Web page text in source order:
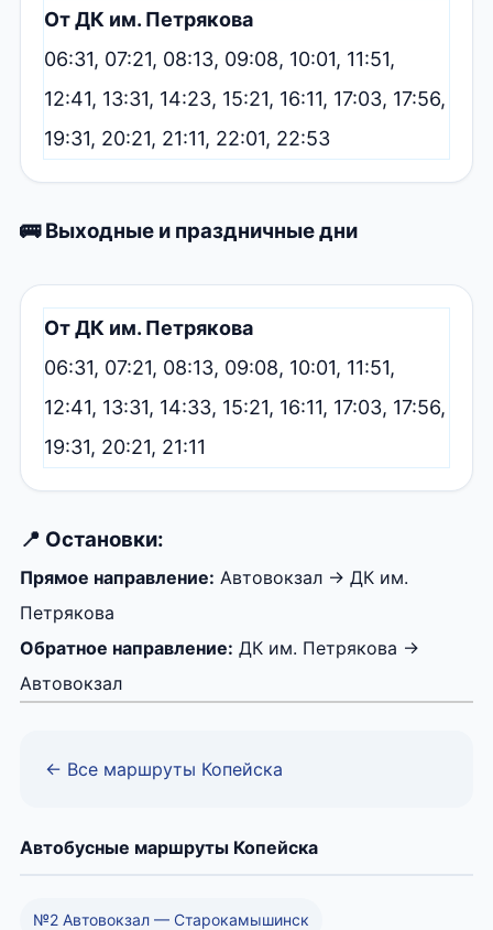
От ДК им. Петрякова
06:31, 07:21, 08:13, 09:08, 10:01, 11:51,
12:41, 13:31, 14:23, 15:21, 16:11, 17:03, 17:56,
19:31, 20:21, 21:11, 22:01, 22:53
🚌 Выходные и праздничные дни
От ДК им. Петрякова
06:31, 07:21, 08:13, 09:08, 10:01, 11:51,
12:41, 13:31, 14:33, 15:21, 16:11, 17:03, 17:56,
19:31, 20:21, 21:11
📍 Остановки:
Прямое направление: Автовокзал → ДК им.
Петрякова
Обратное направление: ДК им. Петрякова →
Автовокзал
← Все маршруты Копейска
Автобусные маршруты Копейска
№2 Автовокзал — Старокамышинск